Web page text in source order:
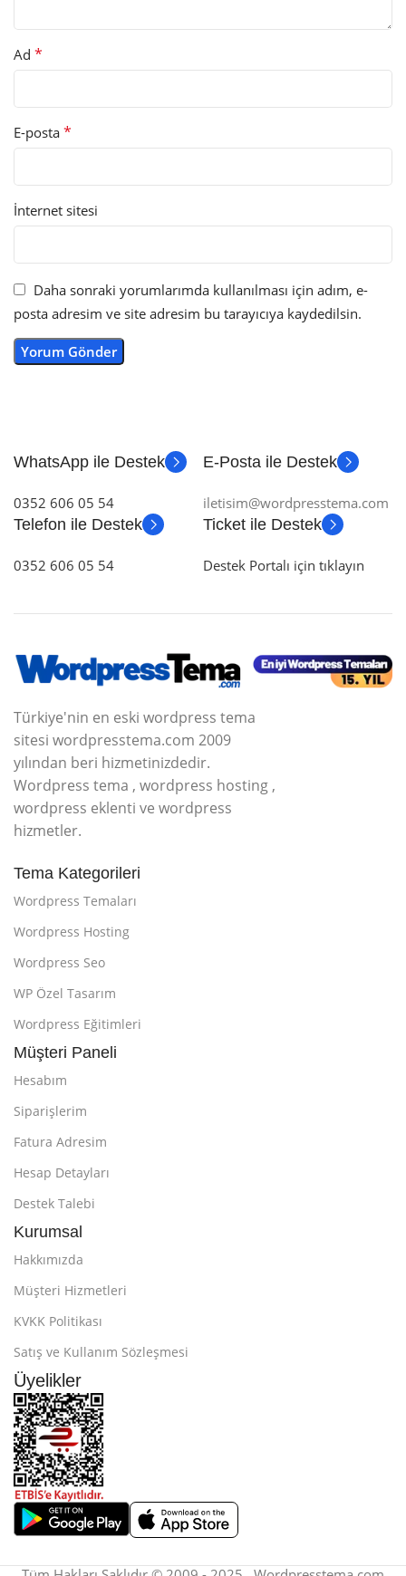
Ad *
E-posta *
İnternet sitesi
Daha sonraki yorumlarımda kullanılması için adım, e-
posta adresim ve site adresim bu tarayıcıya kaydedilsin.
WhatsApp ile Destek
0352 606 05 54
E-Posta ile Destek
iletisim@wordpresstema.com
Telefon ile Destek
0352 606 05 54
Ticket ile Destek
Destek Portalı için tıklayın
Türkiye'nin en eski wordpress tema
sitesi wordpresstema.com 2009
yılından beri hizmetinizdedir.
Wordpress tema , wordpress hosting ,
wordpress eklenti ve wordpress
hizmetler.
Tema Kategorileri
Wordpress Temaları
Wordpress Hosting
Wordpress Seo
WP Özel Tasarım
Wordpress Eğitimleri
Müşteri Paneli
Hesabım
Siparişlerim
Fatura Adresim
Hesap Detayları
Destek Talebi
Kurumsal
Hakkımızda
Müşteri Hizmetleri
KVKK Politikası
Satış ve Kullanım Sözleşmesi
Üyelikler